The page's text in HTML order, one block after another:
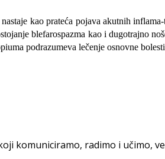
kao prateća pojava akutnih
blefarospazma kao i dugotrajno
podrazumeva lečenje osnovne
komuniciramo, radimo i učimo,